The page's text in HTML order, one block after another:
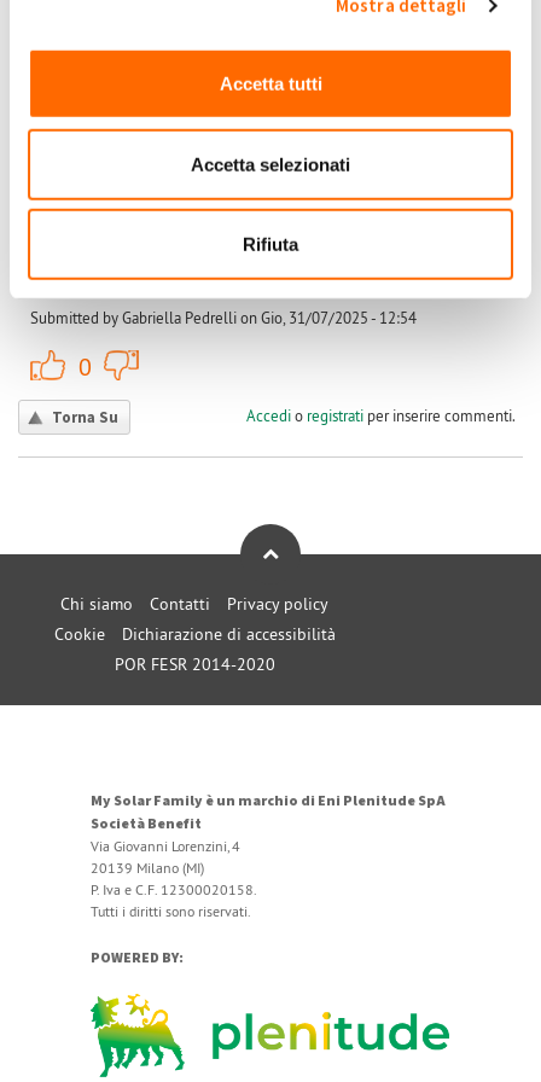
Mostra dettagli
Accetta tutti
Accetta selezionati
Rifiuta
Torna Su Accedioregistratiper inserire commenti.
Gio, 31/07/2025 - 12:54 #3
Calcolo eccedenze
È successo a tanti, me compresa. Dicono che il controvalore è
Submitted by Gabriella Pedrelli on Gio, 31/07/2025 - 12:54
0
Torna Su Accedio registratiper inserire commenti.
Chi siamo Contatti
Privacy policy
Cookie
Dichiarazione di accessibilità
POR FESR 2014-2020
My Solar Family è un marchio di Eni Plenitude SpA
Società Benefit
Via Giovanni Lorenzini, 4
20139 Milano (MI)
P. Iva e C.F. 12300020158.
Tutti i diritti sono riservati.
POWERED BY: